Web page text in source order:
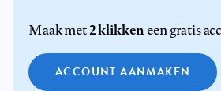
Maak met2 klikkeneen gratis
ACCOUNT AANMAKEN